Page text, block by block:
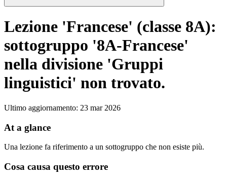
Lezione 'Francese' (classe 8A):
sottogruppo '8A-Francese'
nella divisione 'Gruppi
linguistici' non trovato.
Ultimo aggiornamento: 23 mar 2026
At a glance
Una lezione fa riferimento a un sottogruppo che non esiste più.
Cosa causa questo errore